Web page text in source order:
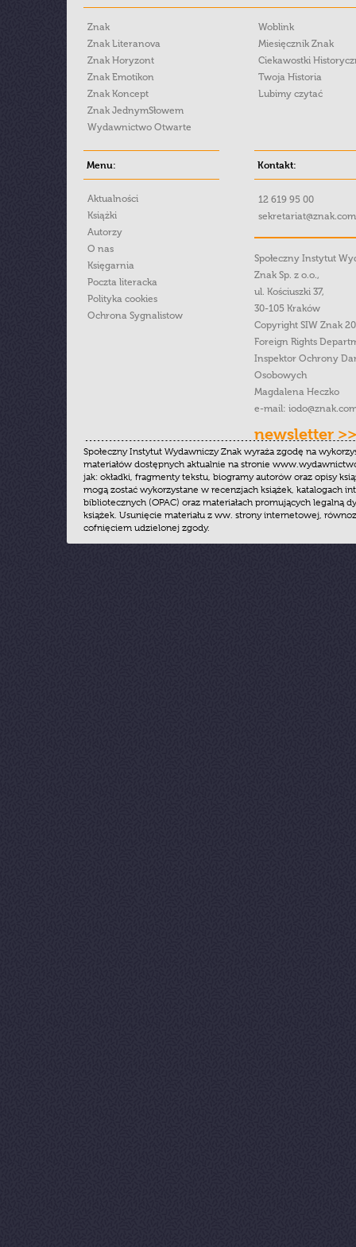
Znak
Znak Literanova
Znak Horyzont
Znak Emotikon
Znak Koncept
Znak JednymSłowem
Wydawnictwo Otwarte
Woblink
Miesięcznik Znak
Ciekawostki
Twoja Historia
Lubimy czytać
Menu:
Aktualności
Książki
Autorzy
O nas
Księgarnia
Poczta literacka
Polityka cookies
Ochrona Sygnalistow
Kontakt:
12 619 95 00
Społeczny Instytut
Znak Sp. z o.o.,
ul. Kościuszki 37,
30-105 Kraków
Copyright SIW Znak
Foreign Rights
Inspektor Ochrony
Osobowych
Magdalena Heczko
e-mail:
newsletter >>
Społeczny Instytut Wydawniczy Znak wyraża zgodę na
materiałów dostępnych aktualnie na stronie
jak: okładki, fragmenty tekstu, biogramy autorów oraz opisy
mogą zostać wykorzystane w recenzjach książek, katalogach
bibliotecznych (OPAC) oraz materiałach promujących legalną
książek. Usunięcie materiału z ww. strony internetowej,
cofnięciem udzielonej zgody.